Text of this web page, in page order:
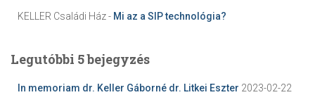
KELLER Családi Ház- Mi az a SIP technológia?
Legutóbbi 5 bejegyzés
In memoriam dr. Keller Gáborné dr. Litkei Eszter 2023-02-22